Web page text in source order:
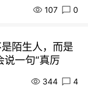
107 0
陌生人，而是
一句“真厉
344 4